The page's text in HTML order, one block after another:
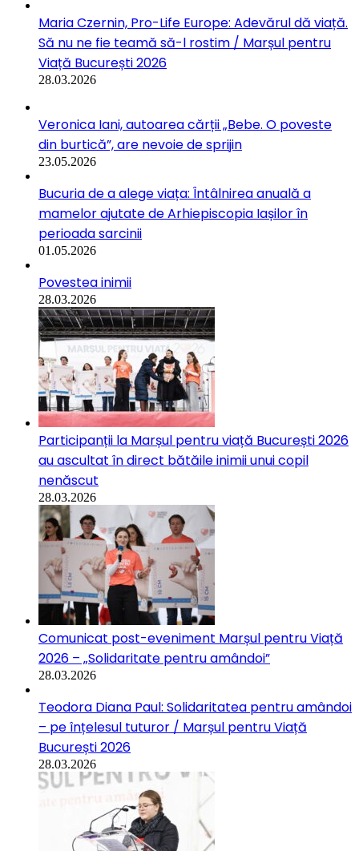
Maria Czernin, Pro-Life Europe: Adevărul dă viață.
Să nu ne fie teamă să-l rostim / Marșul pentru
Viață București 2026
28.03.2026
Veronica Iani, autoarea cărții „Bebe. O poveste
din burtică”, are nevoie de sprijin
23.05.2026
Bucuria de a alege viața: Întâlnirea anuală a
mamelor ajutate de Arhiepiscopia Iașilor în
perioada sarcinii
01.05.2026
Povestea inimii
28.03.2026
Participanții la Marșul pentru viață București 2026
au ascultat în direct bătăile inimii unui copil
nenăscut
28.03.2026
Comunicat post-eveniment Marșul pentru Viață
2026 – „Solidaritate pentru amândoi”
28.03.2026
Teodora Diana Paul: Solidaritatea pentru amândoi
– pe înțelesul tuturor / Marșul pentru Viață
București 2026
28.03.2026